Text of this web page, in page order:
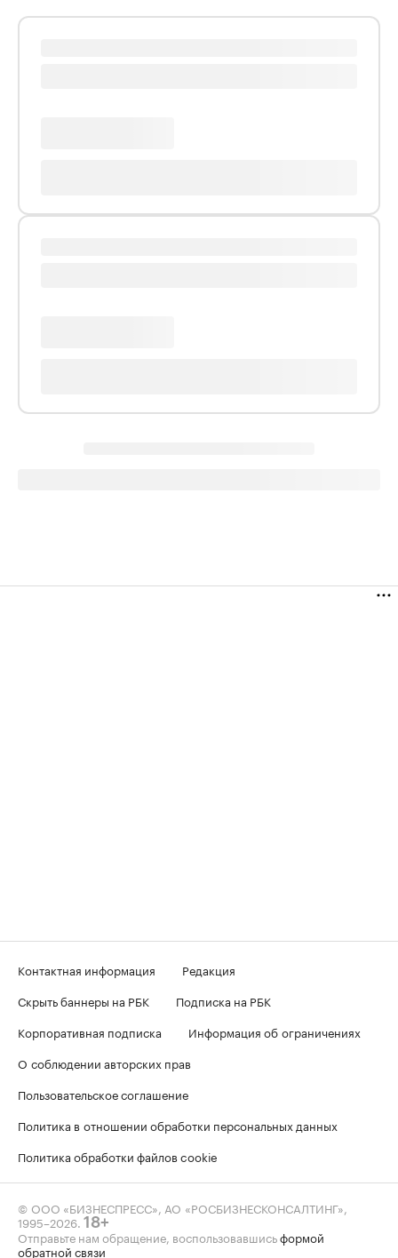
Контактная информация
Редакция
Скрыть баннеры на РБК
Подписка на РБК
Корпоративная подписка
Информация об ограничениях
О соблюдении авторских прав
Пользовательское соглашение
Политика в отношении обработки персональных данных
Политика обработки файлов cookie
© ООО «БИЗНЕСПРЕСС», АО «РОСБИЗНЕСКОНСАЛТИНГ»,
1995–2026. 18+
Отправьте нам обращение, воспользовавшисьформой
обратной связи